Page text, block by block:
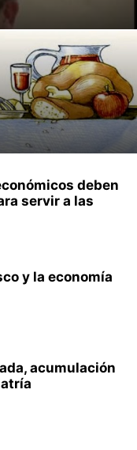
deben
servir a las
y la economía
acumulación